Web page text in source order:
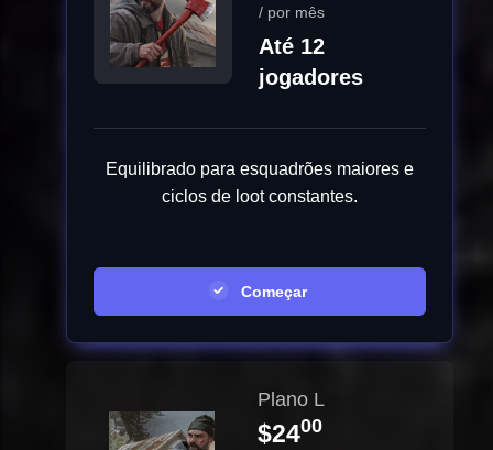
/ por mês
Até 12
jogadores
Equilibrado para esquadrões maiores e
ciclos de loot constantes.
Começar
Plano L
$2400